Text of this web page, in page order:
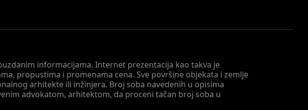
informacijama. Internet prezentacija kao takva je
propustima i promenama cena. Sve površine objekata i zemlje
arhitekte ili inžinjera. Broj soba navedenih u opisima
advokatom, arhitektom, da proceni tačan broj soba u